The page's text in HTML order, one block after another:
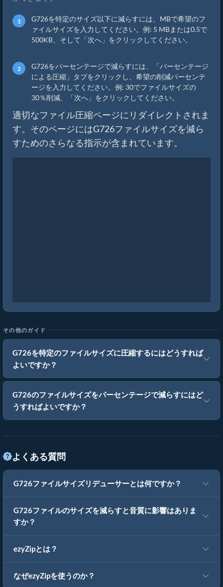
G726を特定のサイズ以下に減らすには、MBで希望のフ
ァイルサイズを入力してください。例: 5 MBまたは0.5で
500KB、そして「次へ」をクリックしてください。
G726をパーセンテージで減らすには、「パーセンテージ
による圧縮」タブをクリックし、希望の削減パーセンテ
ージを入力してください。例: 30でファイルサイズの
30％削減、「次へ」をクリックしてください。
適切なファイル圧縮ページにリダイレクトされま
す。そのページにはG726ファイルサイズを減ら
すためのさらなる指示が含まれています。
その他のガイド
G726を特定のファイルサイズに圧縮するにはどうすれば
よいですか？
G726のファイルサイズをパーセンテージで減らすにはど
うすればよいですか？
よくある質問
G726ファイルサイズリデューサーとは何ですか？
G726ファイルのサイズを減らすと音質に影響はありま
すか？
ezyZipとは？
なぜezyZipを使うのか？